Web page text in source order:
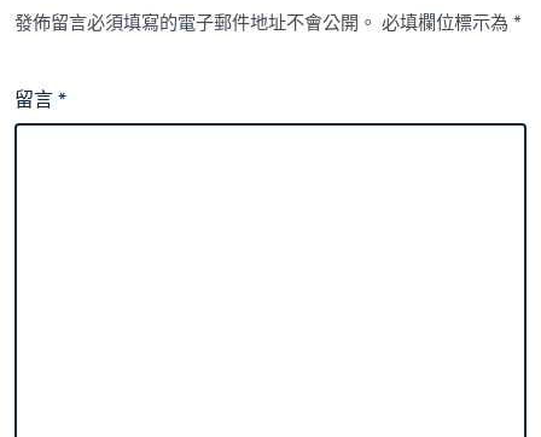
發佈留言必須填寫的電子郵件地址不會公開。 必填欄位標示為*
留言*